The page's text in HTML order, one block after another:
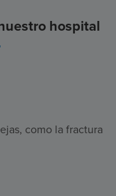
hospital
como la fractura